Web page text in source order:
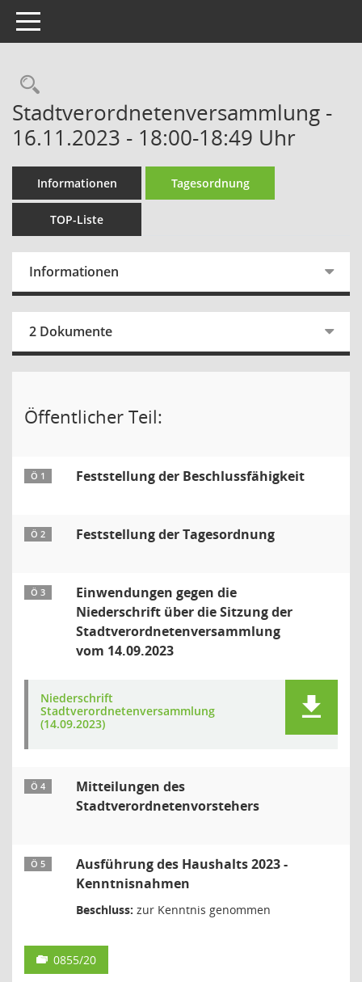
Toggle navigation
Rechercheauswahl
Stadtverordnetenversammlung -
16.11.2023 - 18:00-18:49 Uhr
Informationen Tagesordnung
TOP-Liste
Informationen
2 Dokumente
Öffentlicher Teil:
Ö 1 Feststellung der Beschlussfähigkeit
Ö 2 Feststellung der Tagesordnung
Ö 3
Einwendungen gegen die
Niederschrift über die Sitzung der
Stadtverordnetenversammlung
vom 14.09.2023
Niederschrift
Stadtverordnetenversammlung
(14.09.2023)
Ö 4
Mitteilungen des
Stadtverordnetenvorstehers
Ö 5
Ausführung des Haushalts 2023 -
Kenntnisnahmen
Beschluss: zur Kenntnis genommen
0855/20